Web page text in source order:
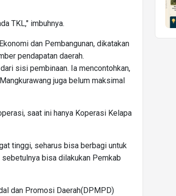
TKL," imbuhnya.
dan Pembangunan, dikatakan
pendapatan daerah.
sisi pembinaan. Ia mencontohkan,
juga belum maksimal
saat ini hanya Koperasi Kelapa
tinggi, seharus bisa berbagi untuk
bisa dilakukan Pemkab
dan Promosi Daerah(DPMPD)